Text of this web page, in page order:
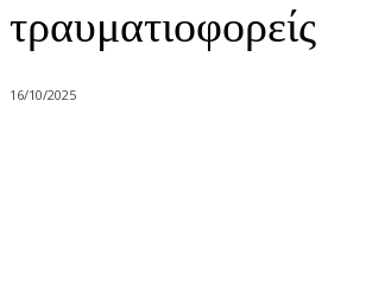
τραυματιοφορείς
16/10/2025